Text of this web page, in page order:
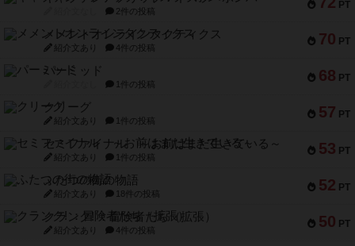
PT
2件の投稿
70 PT
メメントオンラインタクティクス
紹介文あり 4件の投稿
68 PT
パーミッド
1件の投稿
57 PT
クリーグ
紹介文あり 1件の投稿
53 PT
セミファイナル ～お前はまだ生きている～
紹介文あり 1件の投稿
52 PT
ふたつの街の物語
紹介文あり 18件の投稿
50 PT
クランク! ：冒険者たち（拡張）
紹介文あり 4件の投稿